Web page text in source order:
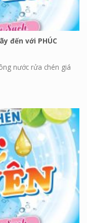
đến với PHÚC
nước rửa chén giá